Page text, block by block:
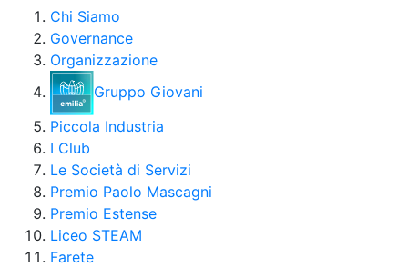
Chi Siamo
Governance
Organizzazione
Gruppo Giovani
Piccola Industria
I Club
Le Società di Servizi
Premio Paolo Mascagni
Premio Estense
Liceo STEAM
Farete